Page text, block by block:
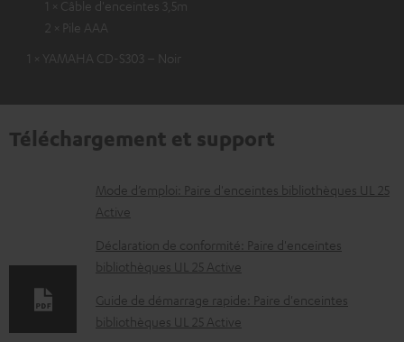
1 × Câble d'enceintes 3,5m
2 × Pile AAA
1 × YAMAHA CD-S303 – Noir
Téléchargement et support
D
o
c
u
m
e
Mode d’emploi: Paire d'enceintes bibliothèques UL 25
Active
Déclaration de conformité: Paire d'enceintes
bibliothèques UL 25 Active
Guide de démarrage rapide: Paire d'enceintes
bibliothèques UL 25 Active